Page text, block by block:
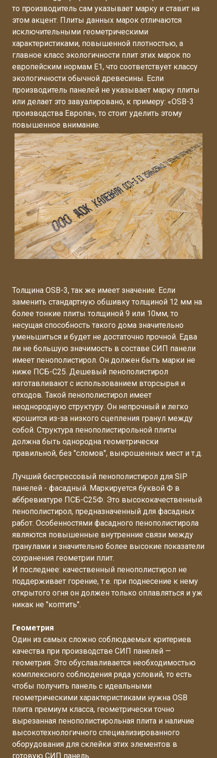
то производитель сам указывает марку и ставит на
этом акцент. Плиты данных марок отличаются
исключительными геометрическими
характеристиками, повышенной плотностью, а
главное класс экологичности плит этих марок по
европейским нормам E1, что соответствует классу
экологичности обычной древесины. Если
производитель панелей не указывает марку плиты
или делает это завуалировано, к примеру: «OSB-3
производства Европа», то стоит уделить этому
повышенное внимание.
Толщина OSB-3, так же имеет значение. Если
заменить стандартную обшивку толщиной 12 мм на
более тонкие плиты толщиной 9 или 10мм, то
несущая способность такого дома значительно
уменьшиться и будет не достаточно прочной. Едва
ли не большую значимость в составе СИП панели
имеет пенополистирол. Он должен быть марки не
ниже ПСБ-С25. Дешевый пенополистирол
изготавливают с использованием вторсырья и
отходов. Такой пенополистирол имеет
неоднородную структуру. Он непрочный и легко
крошится из-за низкого сцепления гранул между
собой. Структура пенополистирольной плиты
должна быть однородна геометрически
правильной, без "сломов", выкрошенных мест и т.д.
Лучший беспрессовый пенополистирол для SIP
панелей - фасадный. Маркируется буквой Ф в
аббревиатуре ПСБ-С25Ф. Это высококачественный
пенополистирол, предназначенный для фасадных
работ. Особенностями фасадного пенополистирола
являются повышенные внутренние связи между
гранулами и значительно более высокие показатели
сохранения геометрии плит.
И последнее: качественный пенополистирол не
поддерживает горение, т.е. при поднесение к нему
открытого огня он должен только оплавляться и уж
никак не "коптить".
Геометрия
Один из самых сложно соблюдаемых критериев
качества при производстве СИП панелей —
геометрия. Это обуславливается необходимостью
комплексного соблюдения ряда условий, то есть
чтобы получить панель с идеальными
геометрическими характеристиками нужна OSB
плита премиум класса, геометрически точно
вырезанная пенополистирольная плита и наличие
высокотехнологичного специализированного
оборудования для склейки этих элементов в
готовую СИП панель.